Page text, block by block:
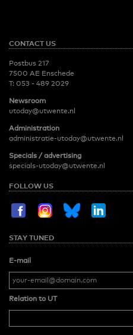
CONTACT US
Postbus 217
7500 AE Enschede
T: 053 - 489 2029
Newsroom
utoday@utwente.nl
Administration
administratie-utoday@utwente.nl
Specials / advertising
specials-utoday@utwente.nl
FOLLOW US
STAY TUNED
E-mail
Relation to UT